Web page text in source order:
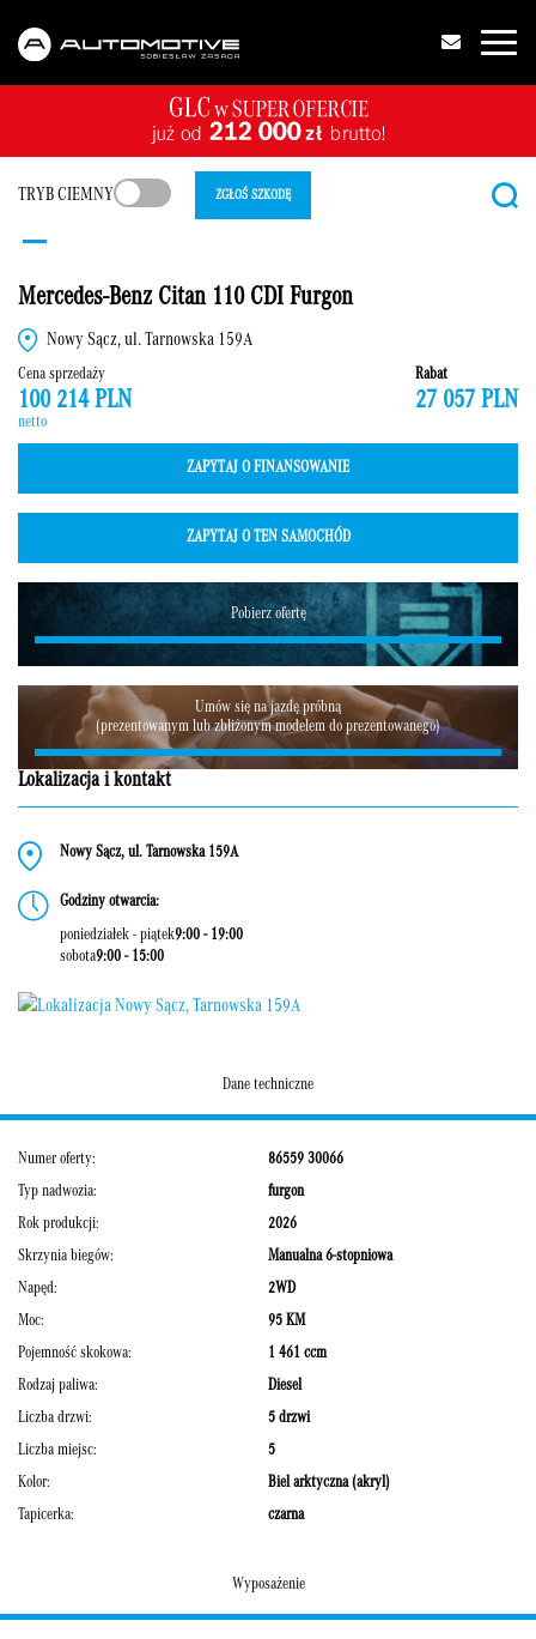
TRYB CIEMNY ZGŁOŚ SZKODĘ
Mercedes-Benz Citan 110 CDI Furgon
Nowy Sącz, ul. Tarnowska 159A
Cena sprzedaży
100 214 PLN
netto
Rabat
27 057 PLN
ZAPYTAJ O FINANSOWANIE
ZAPYTAJ O TEN SAMOCHÓD
Pobierz ofertę
Umów się na jazdę próbną
(prezentowanym lub zbliżonym modelem do prezentowanego)
Lokalizacja i kontakt
Nowy Sącz, ul. Tarnowska 159A
Godziny otwarcia:
poniedziałek - piątek9:00 - 19:00
sobota9:00 - 15:00
Dane techniczne
Numer oferty: 86559 30066
Typ nadwozia: furgon
Rok produkcji: 2026
Skrzynia biegów: Manualna 6-stopniowa
Napęd: 2WD
Moc: 95 KM
Pojemność skokowa: 1 461 ccm
Rodzaj paliwa: Diesel
Liczba drzwi: 5 drzwi
Liczba miejsc: 5
Kolor: Biel arktyczna (akryl)
Tapicerka: czarna
Wyposażenie